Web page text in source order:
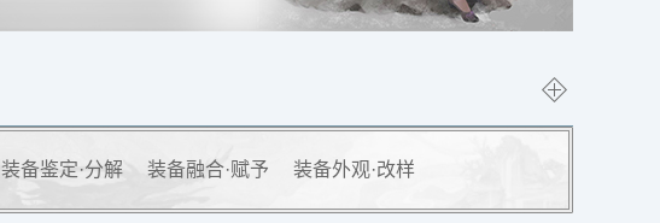
装备鉴定·分解 装备融合·赋予 装备外观·改样